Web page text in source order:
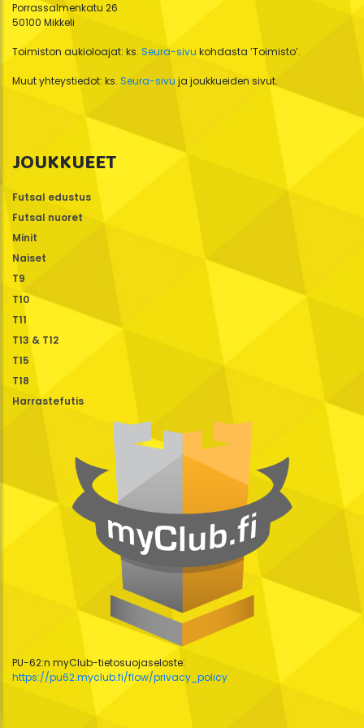
Porrassalmenkatu 26
50100 Mikkeli
Toimiston aukioloajat: ks. Seura-sivu kohdasta ’Toimisto’.
Muut yhteystiedot: ks. Seura-sivu ja joukkueiden sivut.
JOUKKUEET
Futsal edustus
Futsal nuoret
Minit
Naiset
T9
T10
T11
T13 & T12
T15
T18
Harrastefutis
PU-62:n myClub-tietosuojaseloste:
https://pu62.myclub.fi/flow/privacy_policy